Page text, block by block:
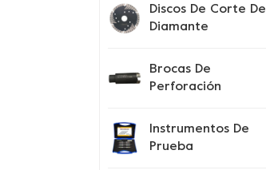
Discos De Corte De
Diamante
Brocas De
Perforación
Instrumentos De
Prueba